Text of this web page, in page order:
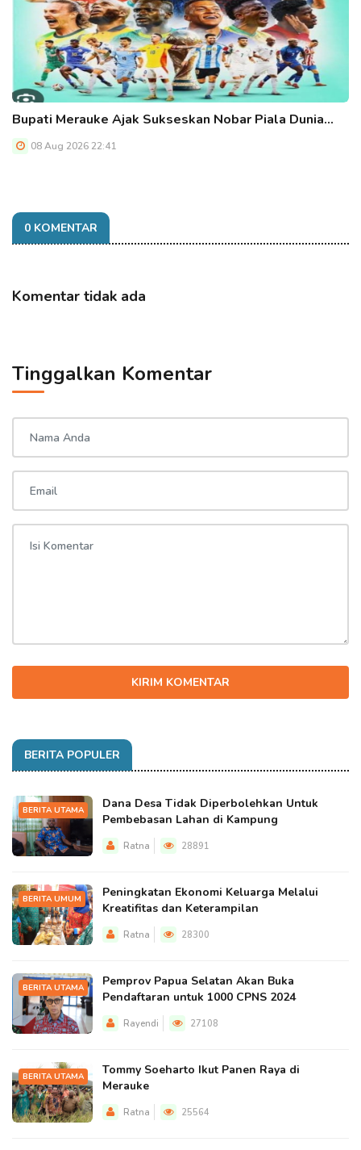
Bupati Merauke Ajak Sukseskan Nobar Piala Dunia…
08 Aug 2026 22:41
0 KOMENTAR
Komentar tidak ada
Tinggalkan Komentar
KIRIM KOMENTAR
BERITA POPULER
BERITA UTAMA
Dana Desa Tidak Diperbolehkan Untuk
Pembebasan Lahan di Kampung
Ratna 28891
BERITA UMUM
Peningkatan Ekonomi Keluarga Melalui
Kreatifitas dan Keterampilan
Ratna 28300
BERITA UTAMA
Pemprov Papua Selatan Akan Buka
Pendaftaran untuk 1000 CPNS 2024
Rayendi 27108
BERITA UTAMA
Tommy Soeharto Ikut Panen Raya di
Merauke
Ratna 25564